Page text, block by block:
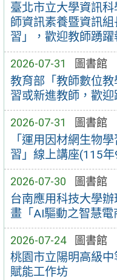
臺北市立大學資訊
師資訊素養暨資訊
習」，歡迎教師踴躍
2026-07-31 圖書館
教育部「教師數位
習或新進教師，歡迎
2026-07-31 圖書館
「運用因材網生物
習」線上講座(115
2026-07-30 圖書館
台南應用科技大學
畫「AI驅動之智慧電
2026-07-24 圖書館
桃園市立陽明高級
賦能工作坊